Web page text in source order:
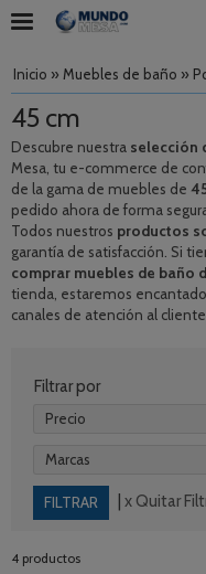
Inicio » Muebles de baño »
45 cm
Descubre nuestra selección
Mesa, tu e-commerce de
de la gama de muebles de
pedido ahora de forma
Todos nuestros productos
garantía de satisfacción. Si
comprar muebles de baño
tienda, estaremos
canales de atención al cliente.
Filtrar por
Precio
Marcas
x Quitar
4 productos